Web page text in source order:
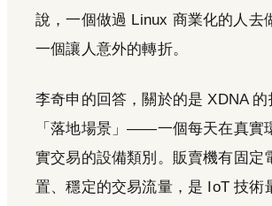
說，一個做過 Linux 商業化的人去
一個讓人意外的轉折。
李奇申的回答，關於的是 XDNA
「落地場景」——一個每天在真實
實交易的設備類別。販賣機有固定
置、穩定的交易流量，是 IoT 技術